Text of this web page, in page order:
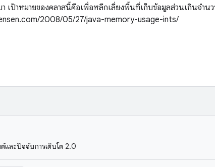
เป้าหมายของคลาสนี้คือเพื่อหลีกเลี่ยงพื้นที่เก็บข้อมูลส่วนเกินจำนว
2008/05/27/java-memory-usage-ints/
และปัจจัยการเติบโต 2.0